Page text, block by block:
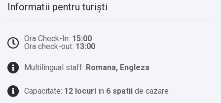
Informatii pentru turiști
Ora Check-In: 15:00
Ora check-out: 13:00
Multilingual staff: Romana, Engleza
Capacitate: 12 locuri in 6 spatii de cazare